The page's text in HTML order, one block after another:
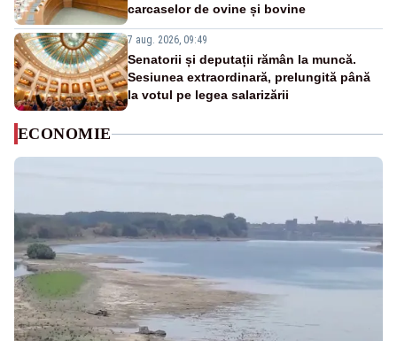
carcaselor de ovine și bovine
7 aug. 2026, 09:49
Senatorii și deputații rămân la muncă.
Sesiunea extraordinară, prelungită până
la votul pe legea salarizării
ECONOMIE